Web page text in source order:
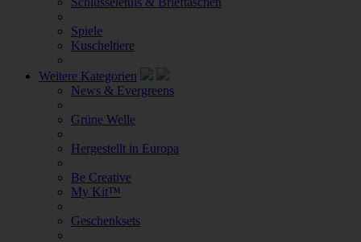
Spiele
Kuscheltiere
Weitere Kategorien
News & Evergreens
Grüne Welle
Hergestellt in Europa
Be Creative
My Kit™
Geschenksets